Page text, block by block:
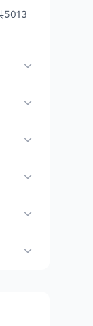
5013